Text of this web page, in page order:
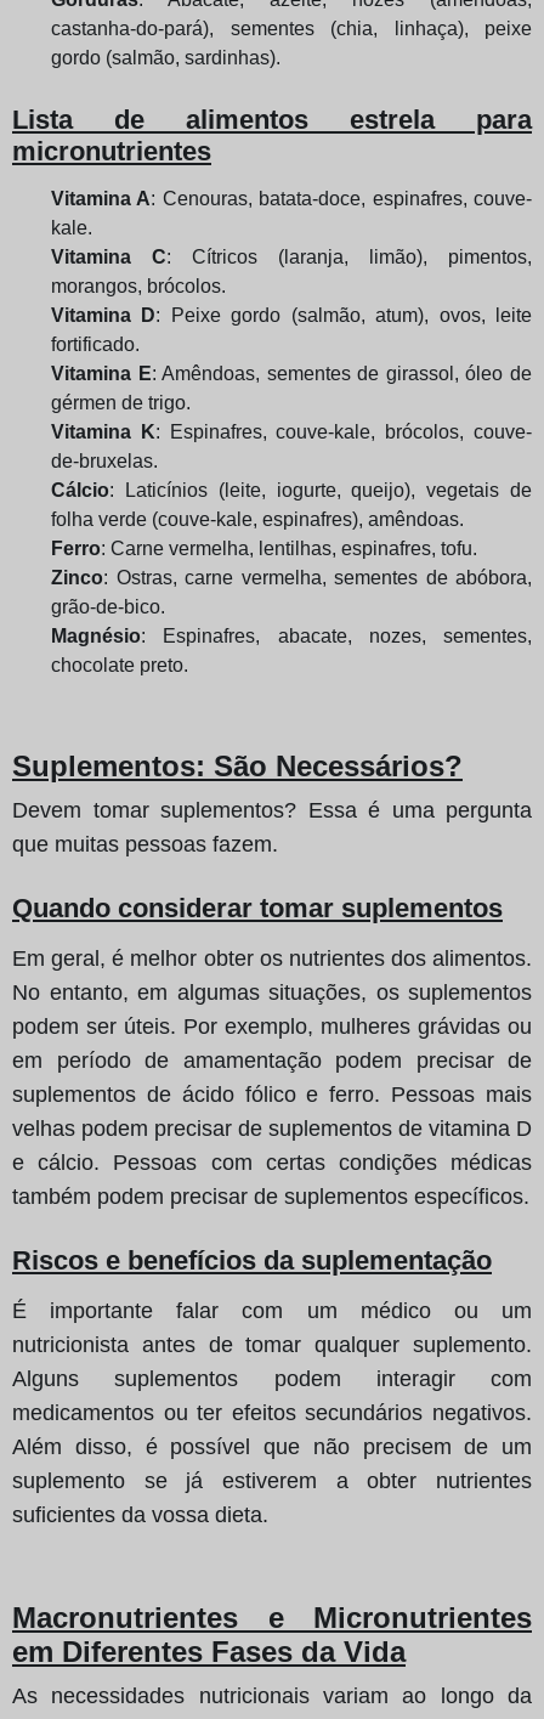
castanha-do-pará), sementes (chia, linhaça), peixe
gordo (salmão, sardinhas).
Lista de alimentos estrela para
micronutrientes
Vitamina A: Cenouras, batata-doce, espinafres, couve-
kale.
Vitamina C: Cítricos (laranja, limão), pimentos,
morangos, brócolos.
Vitamina D: Peixe gordo (salmão, atum), ovos, leite
fortificado.
Vitamina E: Amêndoas, sementes de girassol, óleo de
gérmen de trigo.
Vitamina K: Espinafres, couve-kale, brócolos, couve-
de-bruxelas.
Cálcio: Laticínios (leite, iogurte, queijo), vegetais de
folha verde (couve-kale, espinafres), amêndoas.
Ferro: Carne vermelha, lentilhas, espinafres, tofu.
Zinco: Ostras, carne vermelha, sementes de abóbora,
grão-de-bico.
Magnésio: Espinafres, abacate, nozes, sementes,
chocolate preto.
Suplementos: São Necessários?
Devem tomar suplementos? Essa é uma pergunta
que muitas pessoas fazem.
Quando considerar tomar suplementos
Em geral, é melhor obter os nutrientes dos alimentos.
No entanto, em algumas situações, os suplementos
podem ser úteis. Por exemplo, mulheres grávidas ou
em período de amamentação podem precisar de
suplementos de ácido fólico e ferro. Pessoas mais
velhas podem precisar de suplementos de vitamina D
e cálcio. Pessoas com certas condições médicas
também podem precisar de suplementos específicos.
Riscos e benefícios da suplementação
É importante falar com um médico ou um
nutricionista antes de tomar qualquer suplemento.
Alguns suplementos podem interagir com
medicamentos ou ter efeitos secundários negativos.
Além disso, é possível que não precisem de um
suplemento se já estiverem a obter nutrientes
suficientes da vossa dieta.
Macronutrientes e Micronutrientes
em Diferentes Fases da Vida
As necessidades nutricionais variam ao longo da